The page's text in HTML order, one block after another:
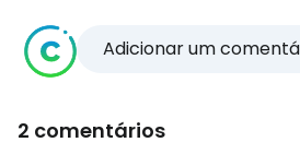
Adicionar um
2 comentários